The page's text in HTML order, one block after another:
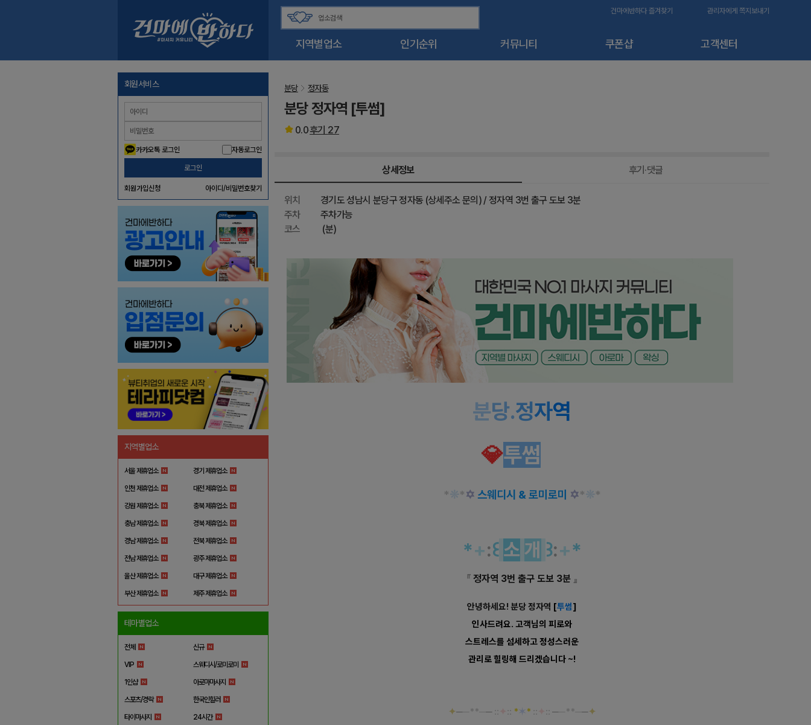
지역별업소 인기순위 커뮤니티 쿠폰샵 고객센터
건마에반하다 즐겨찾기 관리자에게 쪽지보내기
회원서비스
카카오톡 로그인 자동로그인
로그인
회원가입신청 아이디/비밀번호찾기
지역별업소
서울 제휴업소 경기 제휴업소
인천 제휴업소 대전 제휴업소
강원 제휴업소 충북 제휴업소
충남 제휴업소 경북 제휴업소
경남 제휴업소 전북 제휴업소
전남 제휴업소 광주 제휴업소
울산 제휴업소 대구 제휴업소
부산 제휴업소 제주 제휴업소
테마별업소
전체 신규
VIP 스웨디시/로미로미
1인샵 아로마마사지
스포츠/경락 한국인힐러
타이마사지 24시간
분당 정자동
분당 정자역 [투썸]
0.0후기 27
상세정보 후기·댓글
위치
경기도 성남시 분당구 정자동 (상세주소 문의) / 정자역 3번 출구 도보 3분
주차
주차가능
코스
(분)
분당.정자역
💎투썸
* *✡ 스웨디시 & 로미로미 ✡* *
*+:꒰ 소 개 ꒱:+*
『 정자역 3번 출구 도보 3분 』
안녕하세요! 분당 정자역 [투썸]
인사드려요. 고객님의 피로와
스트레스를 섬세하고 정성스러운
관리로 힐링해 드리겠습니다 ~!
✦──**── :: :: *✶ * :: :: ──**──✦